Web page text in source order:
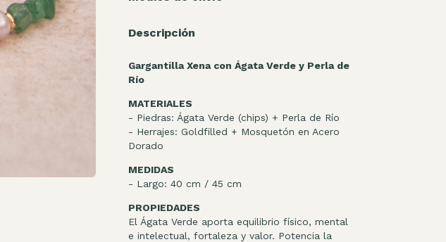
Descripción
Gargantilla Xena con Ágata Verde y Perla de
Río
MATERIALES
- Piedras: Ágata Verde (chips) + Perla de Río
- Herrajes: Goldfilled + Mosquetón en Acero
Dorado
MEDIDAS
- Largo: 40 cm / 45 cm
PROPIEDADES
El Ágata Verde aporta equilibrio físico, mental
e intelectual, fortaleza y valor. Potencia la